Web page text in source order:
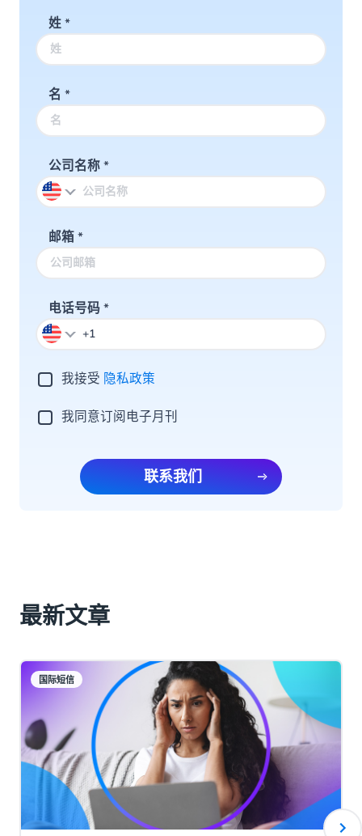
姓*
名 *
公司名称*
邮箱*
电话号码*
我接受 隐私政策
我同意订阅电子月刊
联系我们
最新文章
国际短信